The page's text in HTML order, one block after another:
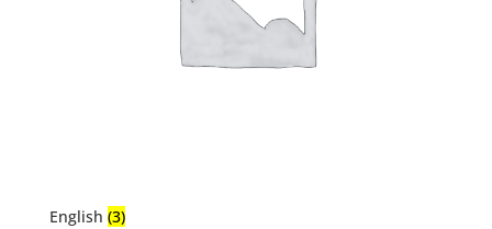
English (3)